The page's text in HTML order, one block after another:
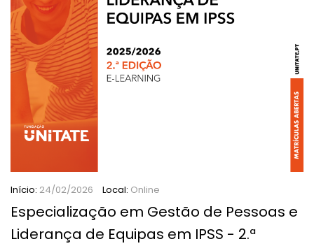
Início: 24/02/2026 Local: Online
Especialização em Gestão de Pessoas e
Liderança de Equipas em IPSS - 2.ª